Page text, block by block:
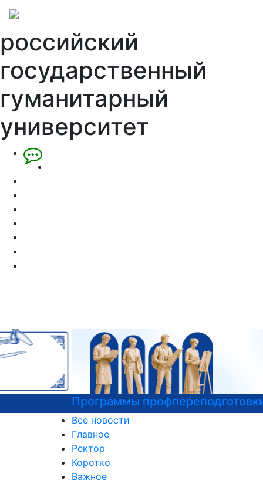
российский
государственный
гуманитарный
университет
Программы профпереподготовки
Все новости
Главное
Ректор
Коротко
Важное